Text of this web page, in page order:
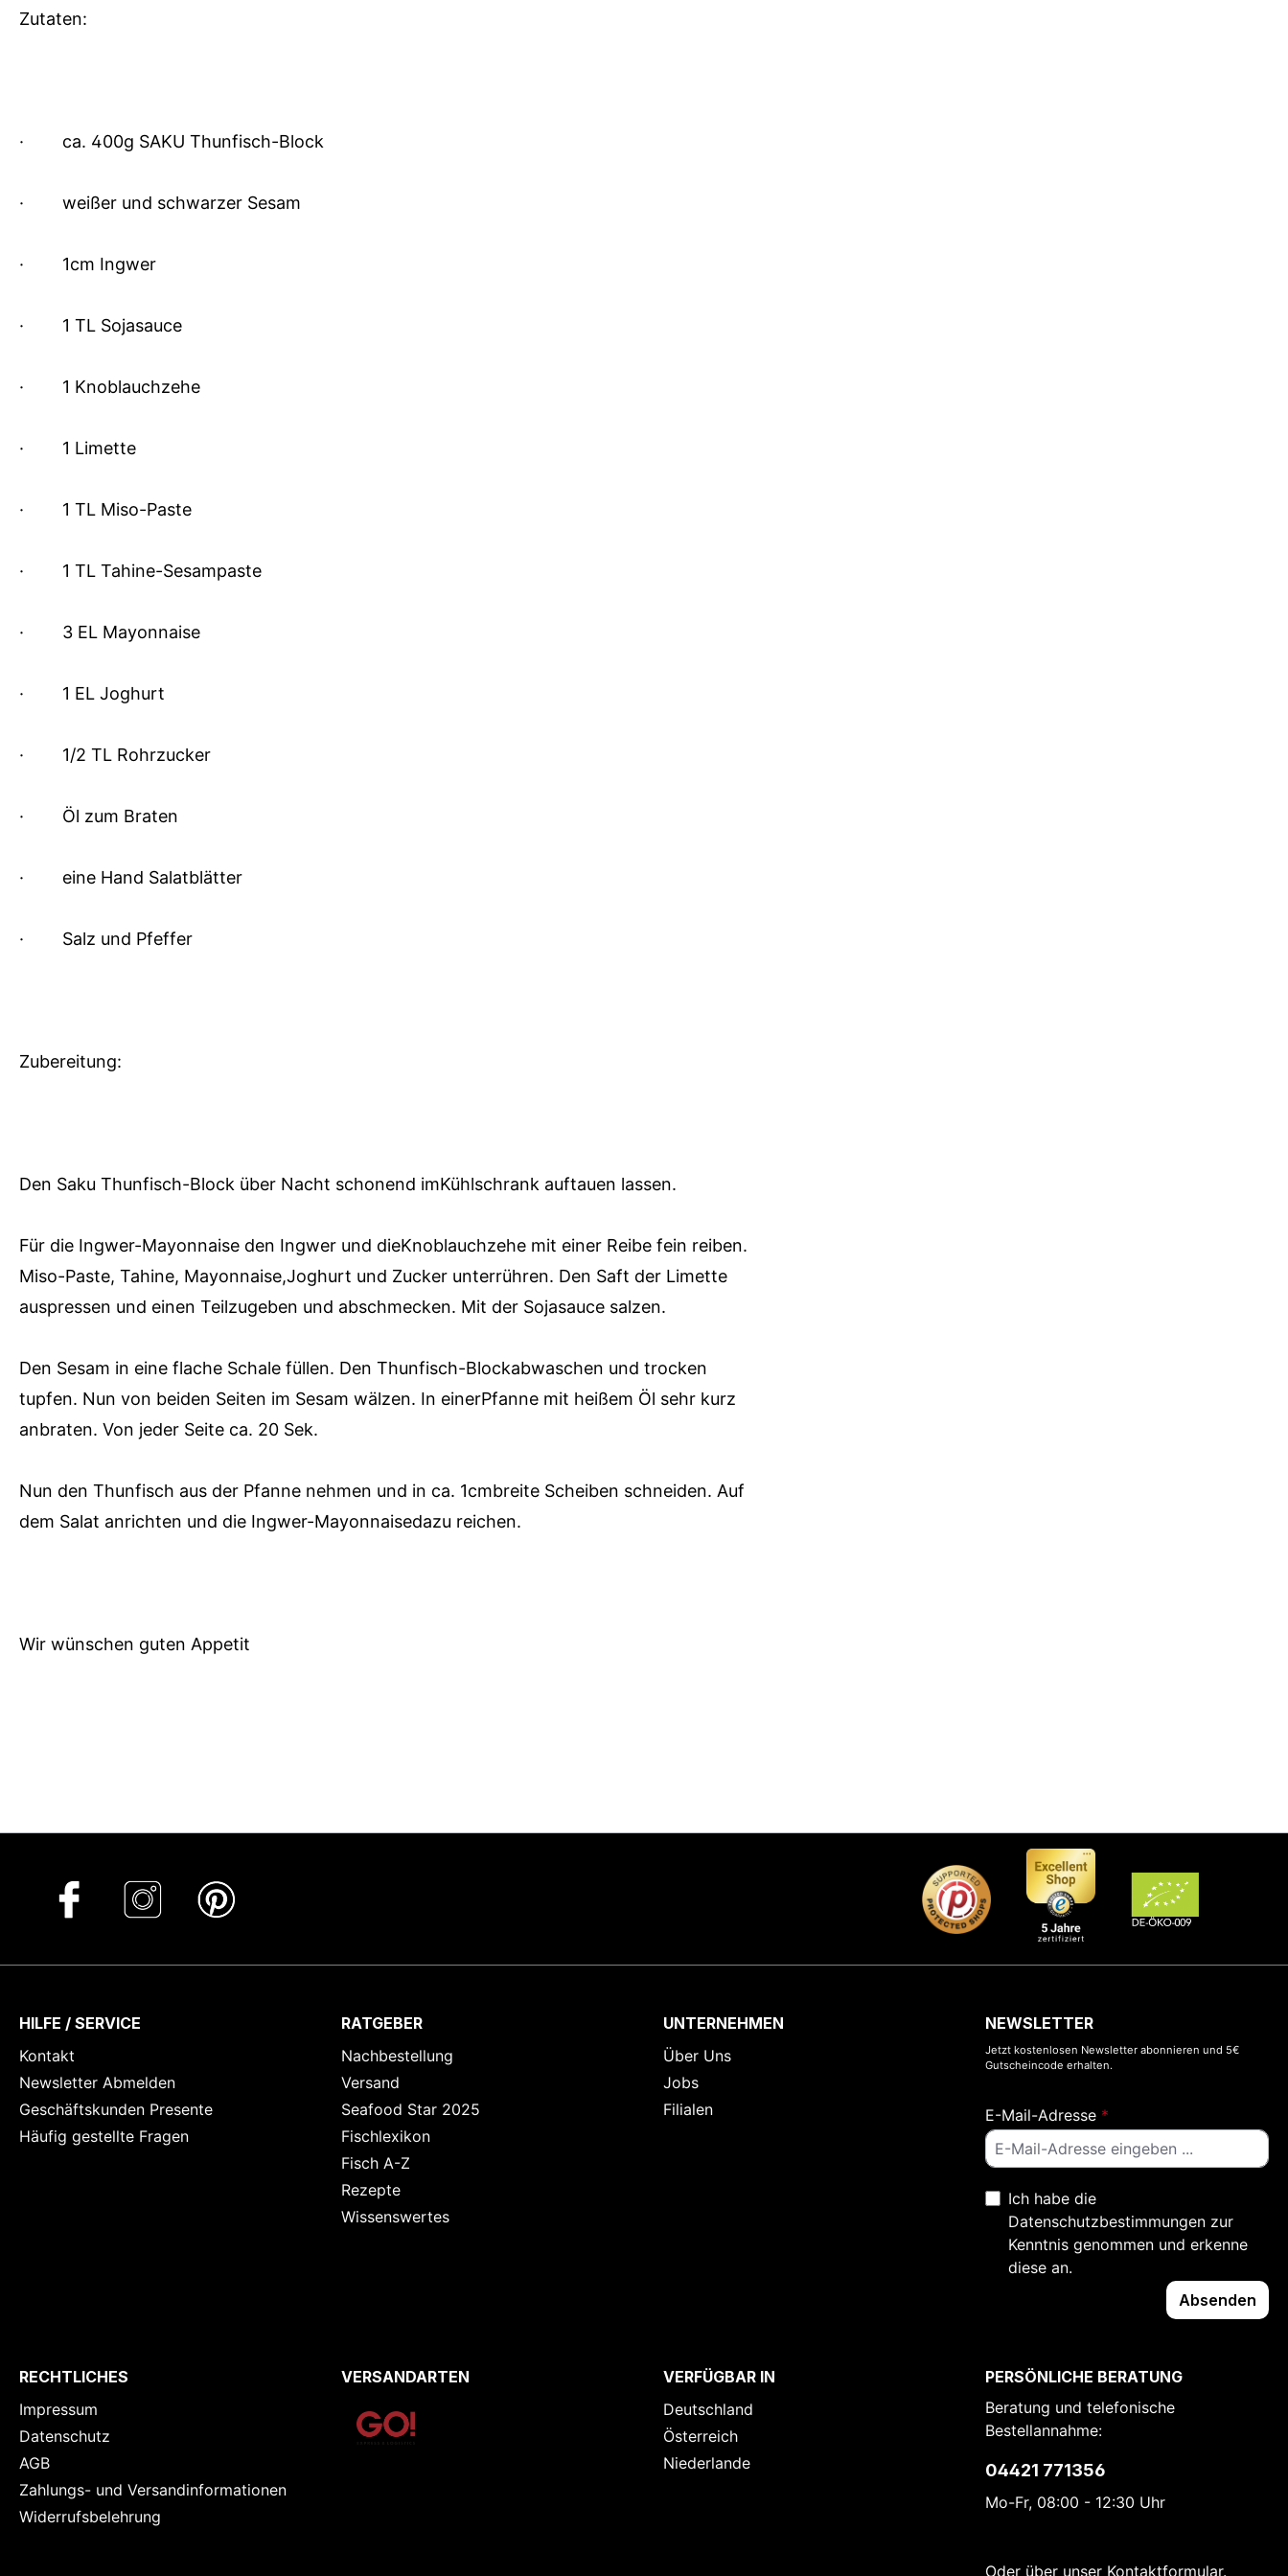
Zutaten:
· ca. 400g SAKU Thunfisch-Block
· weißer und schwarzer Sesam
· 1cm Ingwer
· 1 TL Sojasauce
· 1 Knoblauchzehe
· 1 Limette
· 1 TL Miso-Paste
· 1 TL Tahine-Sesampaste
· 3 EL Mayonnaise
· 1 EL Joghurt
· 1/2 TL Rohrzucker
· Öl zum Braten
· eine Hand Salatblätter
· Salz und Pfeffer
Zubereitung:
Den Saku Thunfisch-Block über Nacht schonend imKühlschrank auftauen lassen.
Für die Ingwer-Mayonnaise den Ingwer und dieKnoblauchzehe mit einer Reibe fein reiben.
Miso-Paste, Tahine, Mayonnaise,Joghurt und Zucker unterrühren. Den Saft der Limette
auspressen und einen Teilzugeben und abschmecken. Mit der Sojasauce salzen.
Den Sesam in eine flache Schale füllen. Den Thunfisch-Blockabwaschen und trocken
tupfen. Nun von beiden Seiten im Sesam wälzen. In einerPfanne mit heißem Öl sehr kurz
anbraten. Von jeder Seite ca. 20 Sek.
Nun den Thunfisch aus der Pfanne nehmen und in ca. 1cmbreite Scheiben schneiden. Auf
dem Salat anrichten und die Ingwer-Mayonnaisedazu reichen.
Wir wünschen guten Appetit
HILFE / SERVICE
Kontakt
Newsletter Abmelden
Geschäftskunden Presente
Häufig gestellte Fragen
RATGEBER
Nachbestellung
Versand
Seafood Star 2025
Fischlexikon
Fisch A-Z
Rezepte
Wissenswertes
UNTERNEHMEN
Über Uns
Jobs
Filialen
NEWSLETTER
Jetzt kostenlosen Newsletter abonnieren und 5€
Gutscheincode erhalten.
E-Mail-Adresse *
Ich habe die
Datenschutzbestimmungen zur
Kenntnis genommen und erkenne
diese an.
Absenden
RECHTLICHES
Impressum
Datenschutz
AGB
Zahlungs- und Versandinformationen
Widerrufsbelehrung
VERSANDARTEN
VERFÜGBAR IN
Deutschland
Österreich
Niederlande
PERSÖNLICHE BERATUNG
Beratung und telefonische
Bestellannahme:
04421 771356
Mo-Fr, 08:00 - 12:30 Uhr
Oder über unser Kontaktformular.